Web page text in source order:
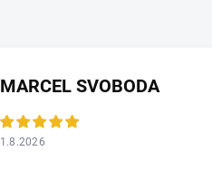
MARCEL SVOBODA
1.8.2026